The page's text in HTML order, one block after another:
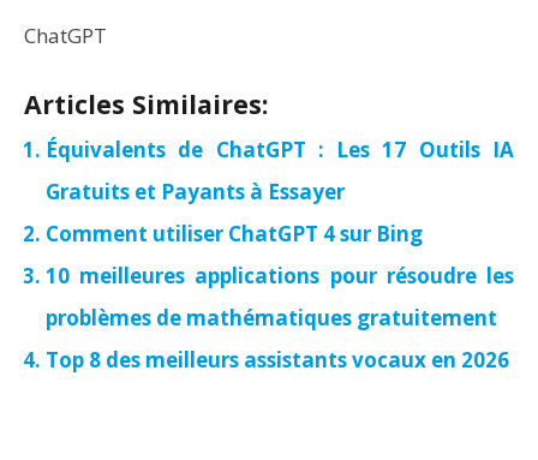
ChatGPT
Articles Similaires:
Équivalents de ChatGPT : Les 17 Outils IA
Gratuits et Payants à Essayer
Comment utiliser ChatGPT 4 sur Bing
10 meilleures applications pour résoudre les
problèmes de mathématiques gratuitement
Top 8 des meilleurs assistants vocaux en 2026